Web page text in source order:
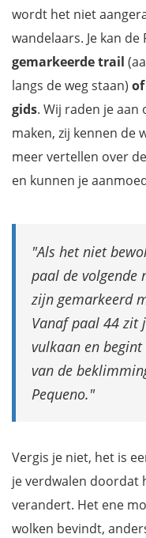
wordt het niet
wandelaars. Je kan
gemarkeerde trail
langs de weg staan)
gids. Wij raden je
maken, zij kennen de
meer vertellen over
en kunnen je
Als het niet
paal de volgende
zijn gemarkeerd
Vanaf paal 44 zit
vulkaan en
van de
Pequeno.
Vergis je niet, het is
je verdwalen
verandert. Het ene
wolken bevindt,